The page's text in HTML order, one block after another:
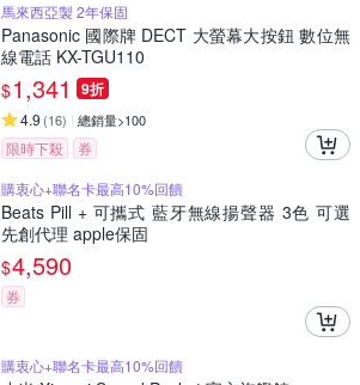
馬來西亞製 2年保固
Panasonic 國際牌 DECT 大螢幕大按鈕 數位無
線電話 KX-TGU110
$1,341 9折
4.9 (16) 總銷量>100
限時下殺
券
購衷心+聯名卡最高10%回饋
Beats Pill + 可攜式 藍牙無線揚聲器 3色 可選
先創代理 apple保固
$4,590
券
購衷心+聯名卡最高10%回饋